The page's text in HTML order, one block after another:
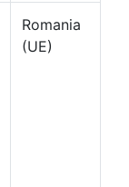
Romania
(UE)